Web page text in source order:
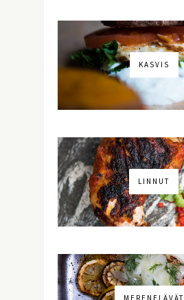
KASVIS
LINNUT
MERENELÄVÄT